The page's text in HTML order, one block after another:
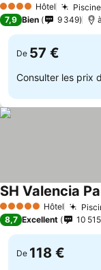
4 Étoiles Hôtel
7,9 Bien 9 349
De 57 €
Consulter les prix
5 Étoiles Hôtel
SH Valencia
8,7 Excellent 10 515
De 118 €